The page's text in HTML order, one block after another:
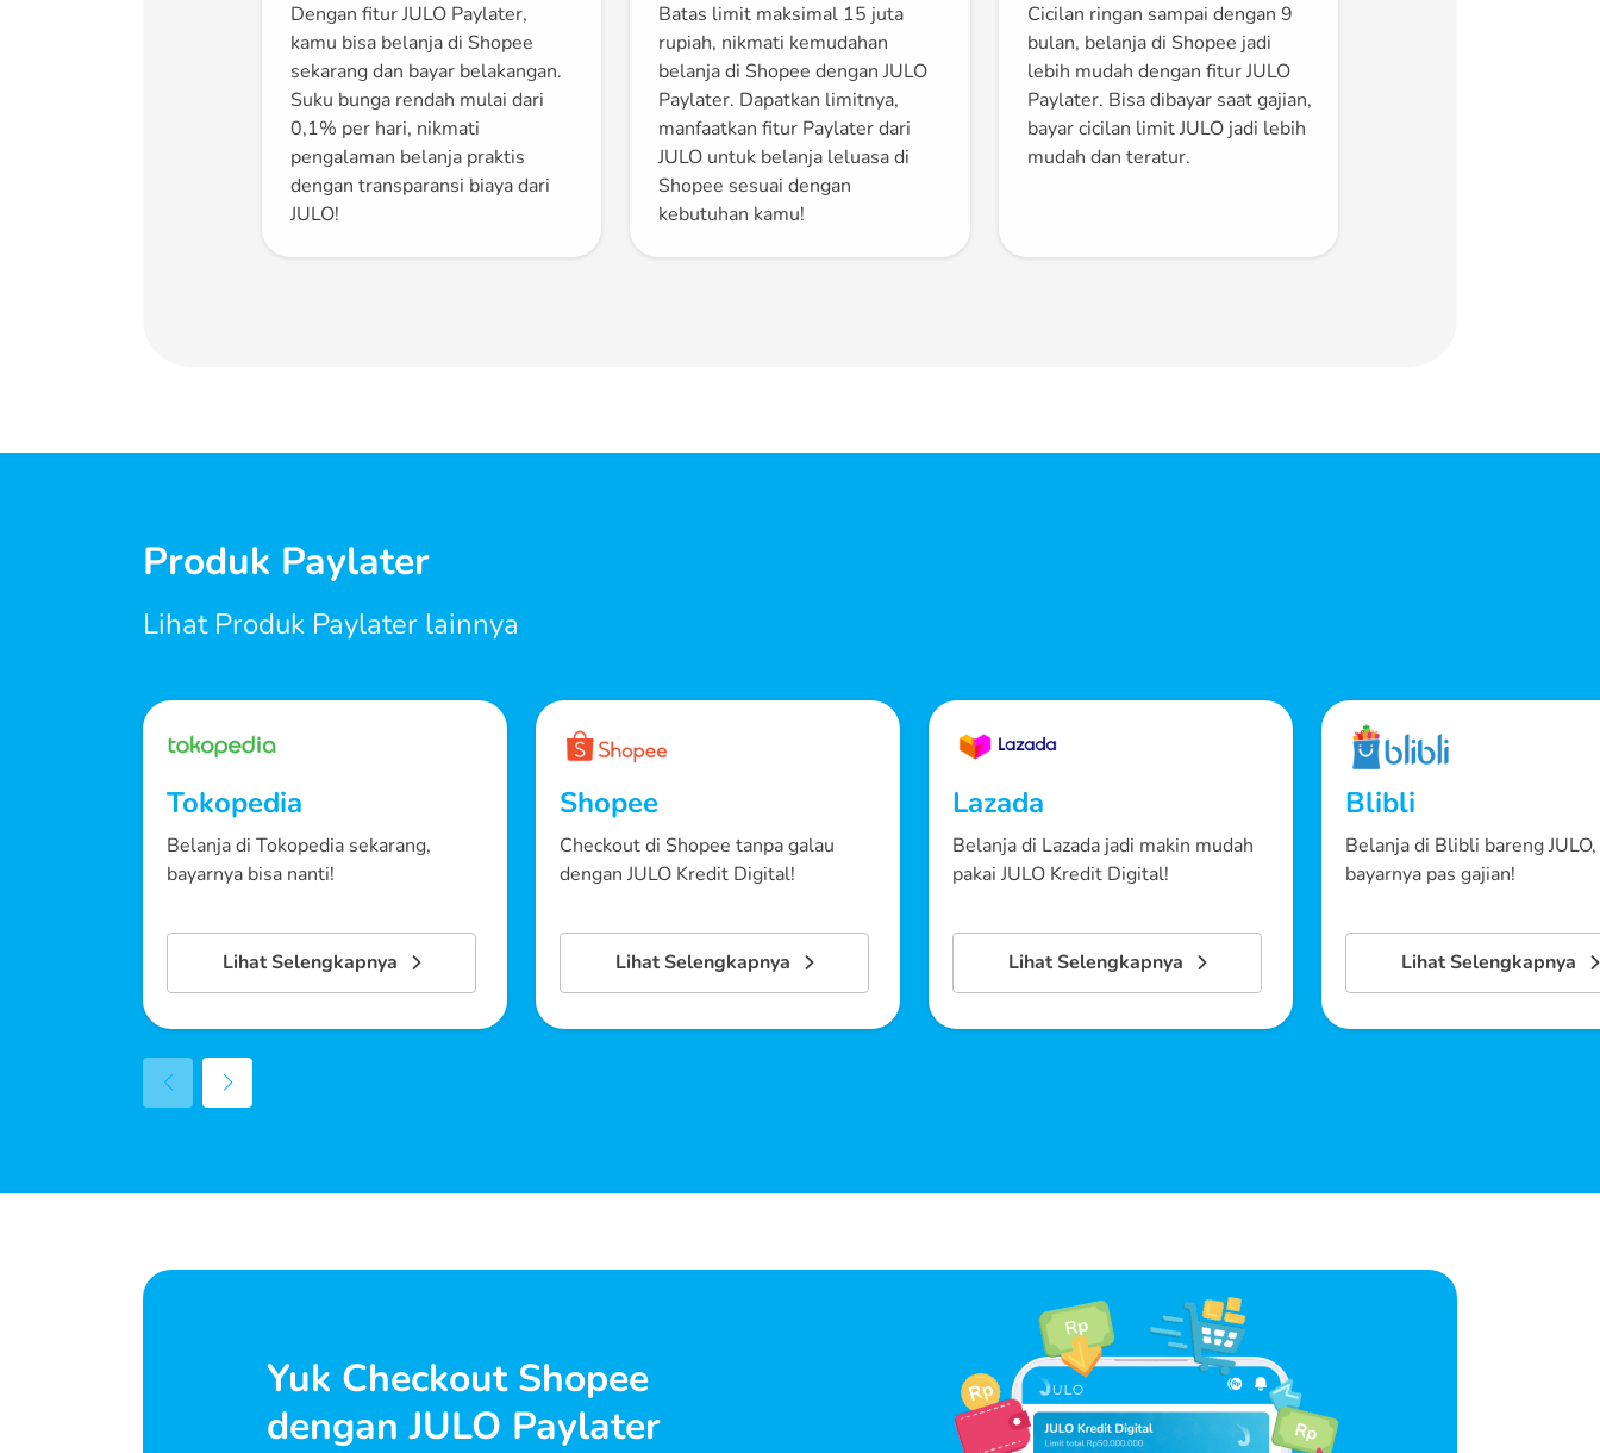
Dengan fitur JULO Paylater,
kamu bisa belanja di Shopee
sekarang dan bayar belakangan.
Suku bunga rendah mulai dari
0,1% per hari, nikmati
pengalaman belanja praktis
dengan transparansi biaya dari
JULO!
Batas limit maksimal 15 juta
rupiah, nikmati kemudahan
belanja di Shopee dengan JULO
Paylater. Dapatkan limitnya,
manfaatkan fitur Paylater dari
JULO untuk belanja leluasa di
Shopee sesuai dengan
kebutuhan kamu!
Cicilan ringan sampai dengan 9
bulan, belanja di Shopee jadi
lebih mudah dengan fitur JULO
Paylater. Bisa dibayar saat gajian,
bayar cicilan limit JULO jadi lebih
mudah dan teratur.
Produk Paylater
Lihat Produk Paylater lainnya
Tokopedia
Belanja di Tokopedia sekarang,
bayarnya bisa nanti!
Lihat Selengkapnya
Shopee
Checkout di Shopee tanpa galau
dengan JULO Kredit Digital!
Lihat Selengkapnya
Lazada
Belanja di Lazada jadi makin mudah
pakai JULO Kredit Digital!
Lihat Selengkapnya
Blibli
Belanja di Blibli bareng JULO,
bayarnya pas gajian!
Lihat Selengkapnya
Yuk Checkout Shopee
dengan JULO Paylater